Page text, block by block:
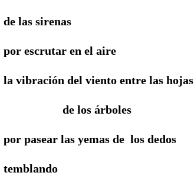
de las sirenas
por escrutar en el aire
la vibración del viento entre las hojas
de los árboles
por pasear las yemas de los dedos
temblando